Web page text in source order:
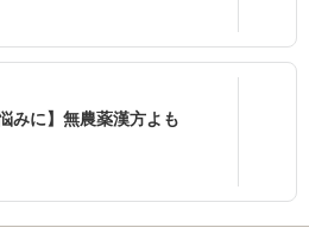
みに】無農薬漢方よも